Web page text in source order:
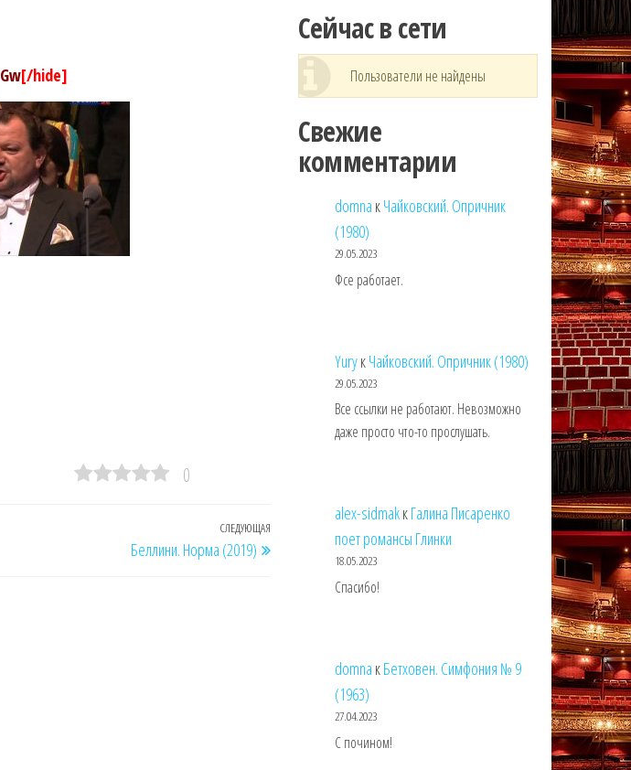
[/hide]
0
Следующая
запись
СЛЕДУЮЩАЯ
Беллини. Норма (2019)
Сейчас в сети
Пользователи не найдены
Свежие
комментарии
domna кЧайковский. Опричник
(1980)
29.05.2023
Фсе работает.
YuryкЧайковский. Опричник (1980)
29.05.2023
Все ссылки не работают. Невозможно
даже просто что-то прослушать.
alex-sidmakкГалина Писаренко
поет романсы Глинки
18.05.2023
Спасибо!
domna кБетховен. Симфония № 9
(1963)
27.04.2023
С почином!